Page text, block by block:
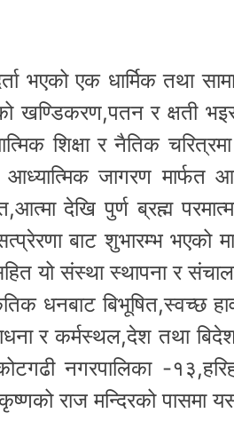
भएको एक धार्मिक तथा
खण्डिकरण,पतन र क्षती
शिक्षा र नैतिक
आध्यात्मिक जागरण मार्फत
देखि पुर्ण ब्रह्म
बाट शुभारम्भ भएको
यो संस्था स्थापना र
बिभूषित,स्वच्छ
र कर्मस्थल,देश तथा
नगरपालिका -
राज मन्दिरको पासमा